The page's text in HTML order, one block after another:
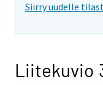
Siirry uudelle
Liitekuvio